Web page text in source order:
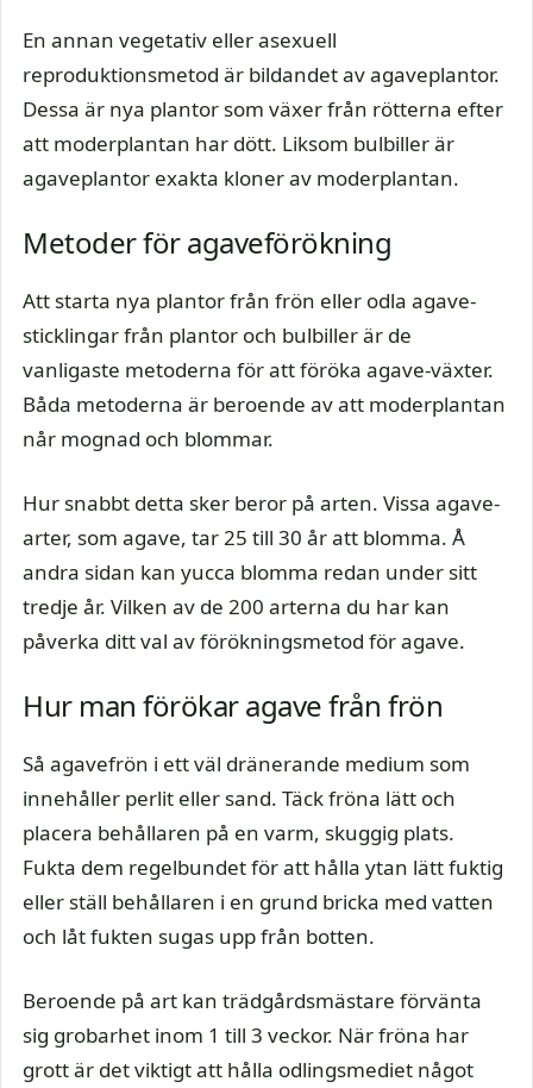
En annan vegetativ eller asexuell
reproduktionsmetod är bildandet av agaveplantor.
Dessa är nya plantor som växer från rötterna efter
att moderplantan har dött. Liksom bulbiller är
agaveplantor exakta kloner av moderplantan.
Metoder för agaveförökning
Att starta nya plantor från frön eller odla agave-
sticklingar från plantor och bulbiller är de
vanligaste metoderna för att föröka agave-växter.
Båda metoderna är beroende av att moderplantan
når mognad och blommar.
Hur snabbt detta sker beror på arten. Vissa agave-
arter, som agave, tar 25 till 30 år att blomma. Å
andra sidan kan yucca blomma redan under sitt
tredje år. Vilken av de 200 arterna du har kan
påverka ditt val av förökningsmetod för agave.
Hur man förökar agave från frön
Så agavefrön i ett väl dränerande medium som
innehåller perlit eller sand. Täck fröna lätt och
placera behållaren på en varm, skuggig plats.
Fukta dem regelbundet för att hålla ytan lätt fuktig
eller ställ behållaren i en grund bricka med vatten
och låt fukten sugas upp från botten.
Beroende på art kan trädgårdsmästare förvänta
sig grobarhet inom 1 till 3 veckor. När fröna har
grott är det viktigt att hålla odlingsmediet något